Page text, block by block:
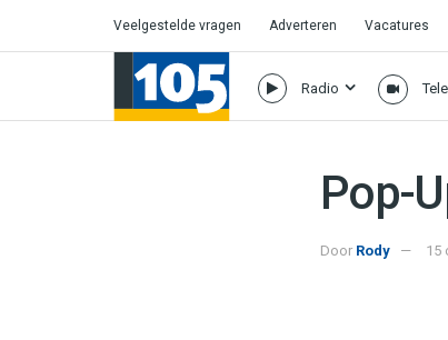
Veelgestelde vragen Adverteren Vacatures
Radio
Pop-
Door Rody 15